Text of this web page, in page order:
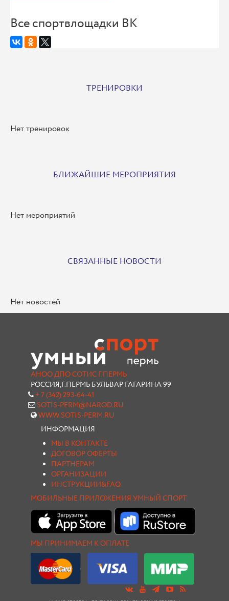
Все спортвлощадки ВК
ТРЕНИРОВКИ
Нет тренировок
БЛИЖАЙШИЕ МЕРОПРИЯТИЯ
Нет мероприятий
СВЯЗАННЫЕ НОВОСТИ
Нет новостей
АНОО ДПО СОТИС Г.ПЕРМЬ
РОССИЯ,Г.ПЕРМЬ БУЛЬВАР ГАГАРИНА 99
+ 7 (342) 293-64-41
SOTIS-PERM@NAROD.RU
WWW.SOTIS-PERM.RU
ИНФОРМАЦИЯ
МЫ В КОНТАКТЕ
ДОГОВОР ОФЕРТЫ
ПАРТНЕРАМ
ОРГАНИЗАЦИИ
ИНСТРУКЦИИ&FAQ
МОБИЛЬНЫЕ ПРИЛОЖЕНИЯ УМНЫЙ СПОРТ
МЫ ПРИНИМАЕМ К ОПЛАТЕ